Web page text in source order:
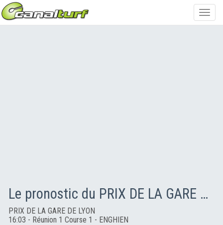
Le pronostic du PRIX DE LA GARE DE LYON
PRIX DE LA GARE DE LYON
16:03 - Réunion 1 Course 1 - ENGHIEN